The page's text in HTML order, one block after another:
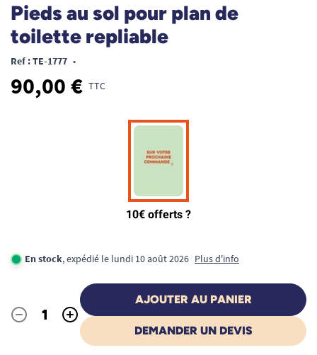
Pieds au sol pour plan de
toilette repliable
Ref : TE-1777 •
90,00 € TTC
En stock, expédié le lundi 10 août 2026 Plus d'info
Quantité
- +
AJOUTER AU PANIER
DEMANDER UN DEVIS